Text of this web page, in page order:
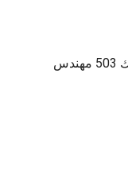
ماكينات تعبئة سوائل في اكياس اوتوماتيك 503 مهندس